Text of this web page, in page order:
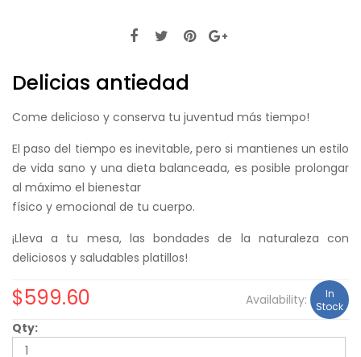
Delicias antiedad
Come delicioso y conserva tu juventud más tiempo!
El paso del tiempo es inevitable, pero si mantienes un estilo
de vida sano y una dieta balanceada, es posible prolongar
al máximo el bienestar
físico y emocional de tu cuerpo.
¡Lleva a tu mesa, las bondades de la naturaleza con
deliciosos y saludables platillos!
$599.60 Availability:
In
Stock
Qty: